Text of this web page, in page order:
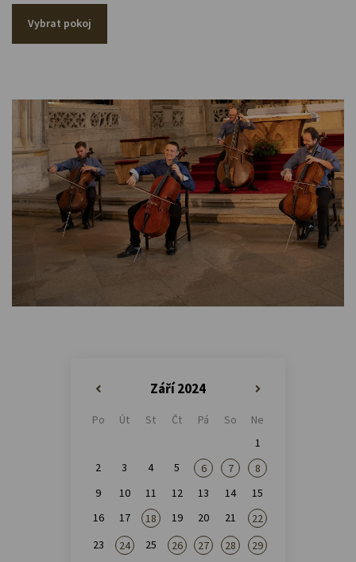
Vybrat pokoj
Září 2024
Po Út St Čt Pá So
Ne
1
2
3 4 5 6 7
8
9
10 11 12 13 14
15
16
17 18 19 20 21
22
23
24 25 26 27 28
29